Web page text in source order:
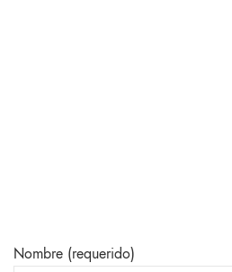
Nombre (requerido)